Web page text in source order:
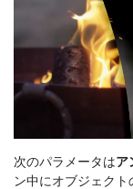
次のパラメータはア
ン中にオブジェク